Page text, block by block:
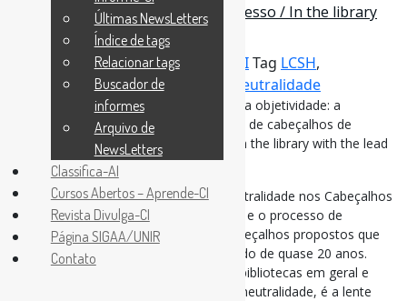
de assunto da Biblioteca do Congresso / In the library
with the lead pipe
Pedro Andretta emInforme-CITag LCSH,
ListasDeCabeçalhosDeAssunto
Neutralidade
Em busca de aprovação, confrontando a objetividade: a
neutralidade no processo de aprovação de cabeçalhos de
assunto da Biblioteca do Congresso / In the library with the lead
Este estudo examina o conceito de neutralidade nos Cabeçalhos
de Assunto da Biblioteca do Congresso e o processo de
aprovação de assuntos, analisando cabeçalhos propostos que
foram rejeitados ao longo de um período de quase 20 anos.
Considera o papel da neutralidade nas bibliotecas em geral e
argumenta que a equidade, em vez da neutralidade, é a lente
Últimas NewsLetters
Índice de tags
Relacionar tags
Buscador de
informes
Arquivo de
NewsLetters
Classifica-AI
Cursos Abertos – Aprende-CI
Revista Divulga-CI
Página SIGAA/UNIR
Contato